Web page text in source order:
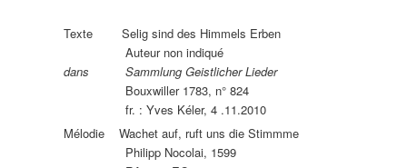
Texte Selig sind des Himmels Erben
Auteur non indiqué
dans Sammlung Geistlicher Lieder
Bouxwiller 1783, n° 824
fr. : Yves Kéler, 4 .11.2010
Mélodie Wachet auf, ruft uns die Stimmme
Philipp Nocolai, 1599